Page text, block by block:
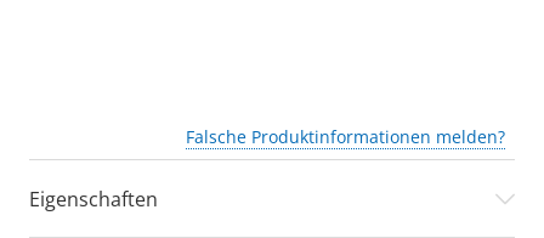
Falsche Produktinformationen melden?
Eigenschaften